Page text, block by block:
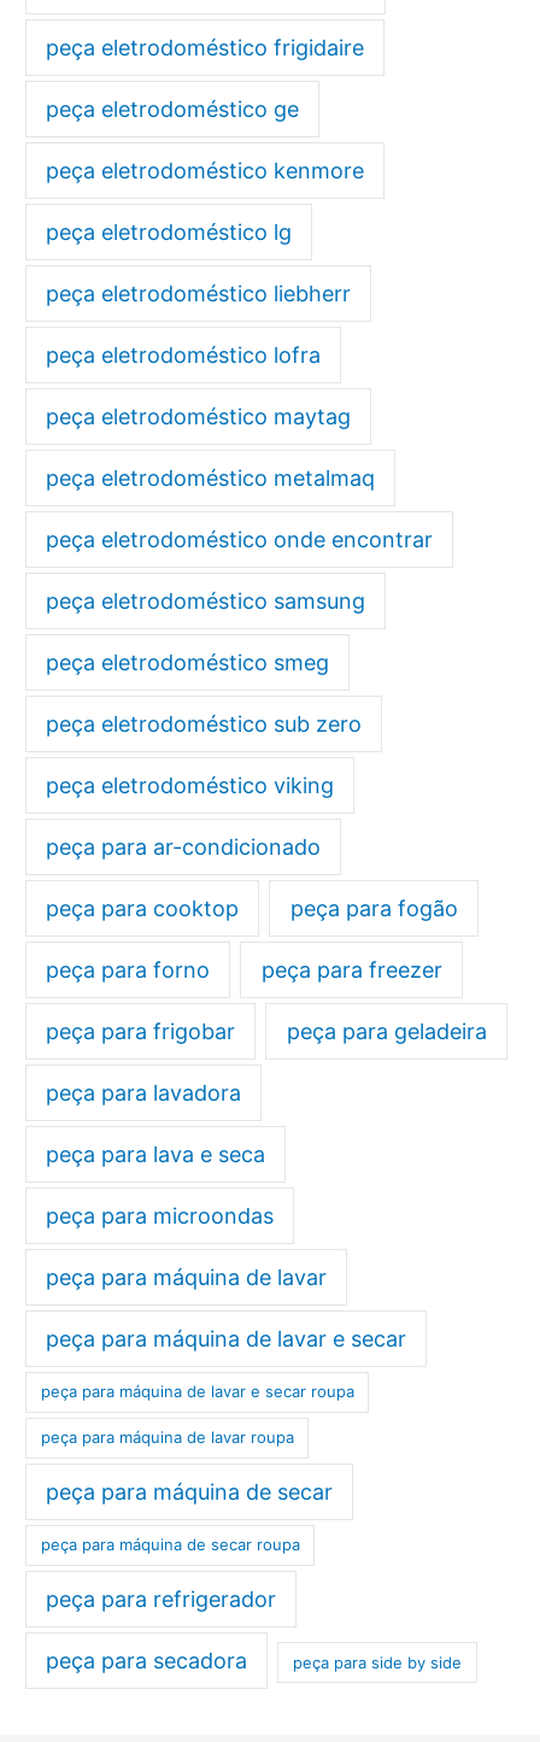
peça eletrodoméstico frigidaire
peça eletrodoméstico ge
peça eletrodoméstico kenmore
peça eletrodoméstico lg
peça eletrodoméstico liebherr
peça eletrodoméstico lofra
peça eletrodoméstico maytag
peça eletrodoméstico metalmaq
peça eletrodoméstico onde encontrar
peça eletrodoméstico samsung
peça eletrodoméstico smeg
peça eletrodoméstico sub zero
peça eletrodoméstico viking
peça para ar-condicionado
peça para cooktop peça para fogão
peça para forno peça para freezer
peça para frigobar peça para geladeira
peça para lavadora
peça para lava e seca
peça para microondas
peça para máquina de lavar
peça para máquina de lavar e secar
peça para máquina de lavar e secar roupa
peça para máquina de lavar roupa
peça para máquina de secar
peça para máquina de secar roupa
peça para refrigerador
peça para secadora peça para side by side